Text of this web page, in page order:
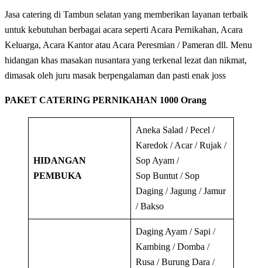
Jasa catering di Tambun selatan yang memberikan layanan terbaik
untuk kebutuhan berbagai acara seperti Acara Pernikahan, Acara
Keluarga, Acara Kantor atau Acara Peresmian / Pameran dll. Menu
hidangan khas masakan nusantara yang terkenal lezat dan nikmat,
dimasak oleh juru masak berpengalaman dan pasti enak joss
PAKET CATERING PERNIKAHAN 1000 Orang
HIDANGAN
PEMBUKA
Aneka Salad / Pecel /
Karedok / Acar / Rujak /
Sop Ayam /
Sop Buntut / Sop
Daging / Jagung / Jamur
/ Bakso
Daging Ayam / Sapi /
Kambing / Domba /
Rusa / Burung Dara /